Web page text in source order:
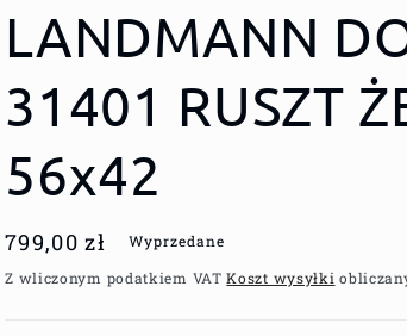
LANDMANN
31401 RUSZT
56x42
Cena
regularna
799,00 zł
Wyprzedane
Z wliczonym podatkiem VATKoszt wysyłki